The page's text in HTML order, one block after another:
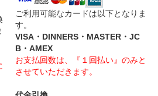
ご利用可能なカードは以下となりま
す。
VISA・DINNERS・MASTER・JC
B・AMEX
お支払回数は、『１回払い』のみと
させていただきます。